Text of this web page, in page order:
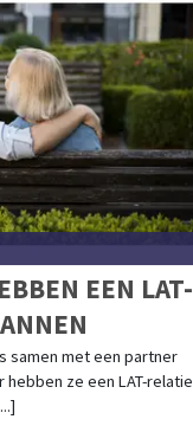
EEN LAT-
samen met een partner
ze een LAT-relatie